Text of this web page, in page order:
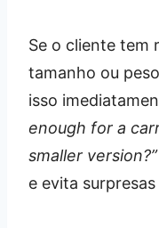
Se o cliente tem
tamanho ou
isso
enough for a
smaller version?”
e evita